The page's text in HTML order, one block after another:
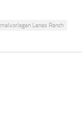
malvorlagen Lenas Ranch